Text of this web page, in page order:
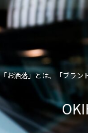
「お洒落」とは、「ブラン